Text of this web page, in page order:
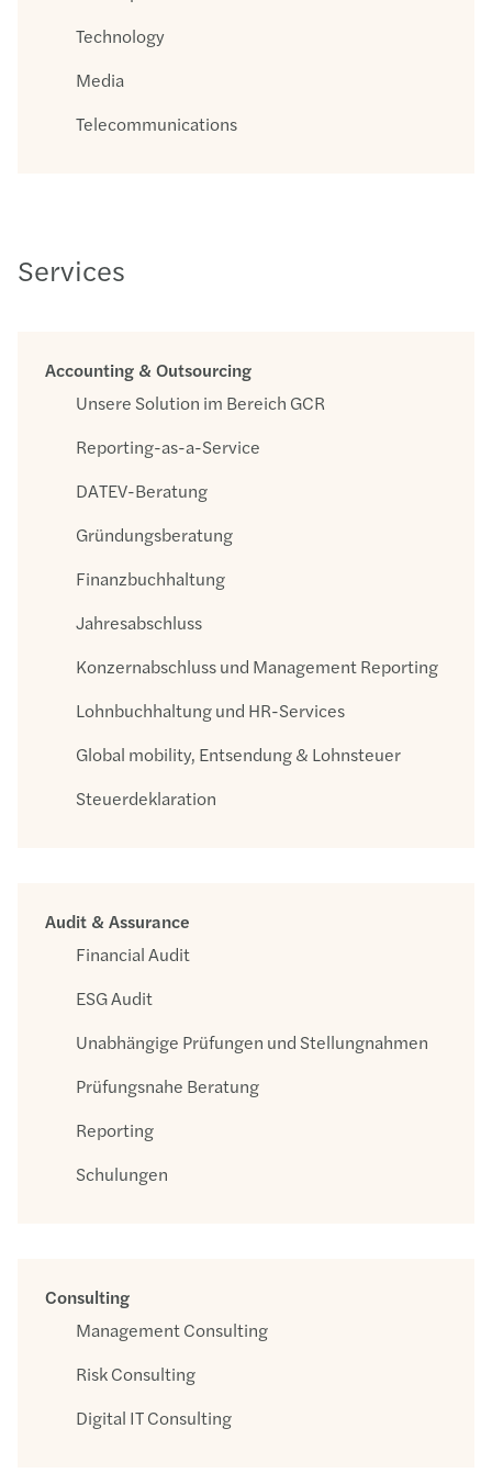
Technology
Media
Telecommunications
Services
Accounting & Outsourcing
Unsere Solution im Bereich GCR
Reporting-as-a-Service
DATEV-Beratung
Gründungsberatung
Finanzbuchhaltung
Jahresabschluss
Konzernabschluss und Management Reporting
Lohnbuchhaltung und HR-Services
Global mobility, Entsendung & Lohnsteuer
Steuerdeklaration
Audit & Assurance
Financial Audit
ESG Audit
Unabhängige Prüfungen und Stellungnahmen
Prüfungsnahe Beratung
Reporting
Schulungen
Consulting
Management Consulting
Risk Consulting
Digital IT Consulting